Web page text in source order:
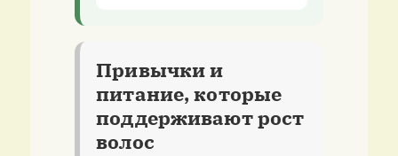
Привычки и
питание, которые
поддерживают рост
волос